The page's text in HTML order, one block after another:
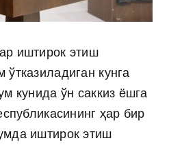
иштирок этиш
кунга
кунида ўн саккиз ёшга
ҳар бир
иштирок этиш